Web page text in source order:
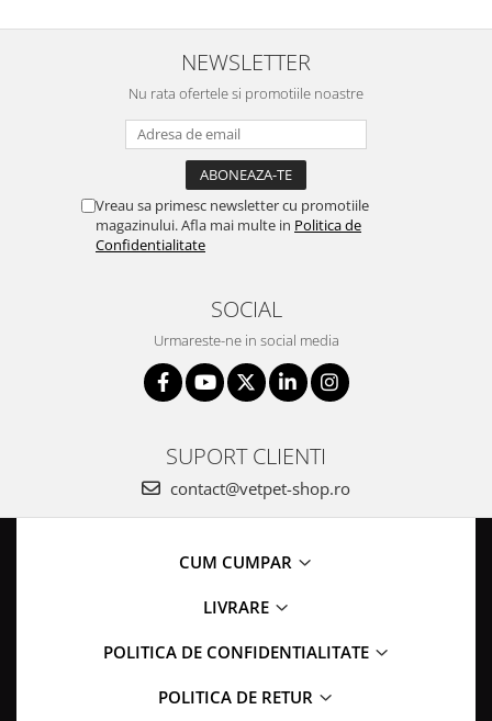
NEWSLETTER
Nu rata ofertele si promotiile noastre
Vreau sa primesc newsletter cu promotiile
magazinului. Afla mai multe in Politica de
Confidentialitate
SOCIAL
Urmareste-ne in social media
SUPORT CLIENTI
contact@vetpet-shop.ro
CUM CUMPAR
LIVRARE
POLITICA DE CONFIDENTIALITATE
POLITICA DE RETUR